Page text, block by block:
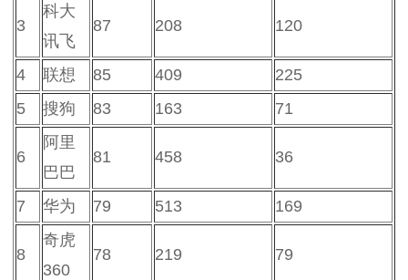
3
科大
讯飞
87 208 120
4 联想 85 409
225
5
搜狗 83 163 71
6
阿里
巴巴
81 458 36
7 华为 79 513 169
8
奇虎
360
78 219 79